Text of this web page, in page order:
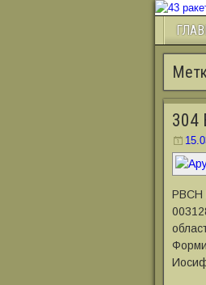
304
РВСН